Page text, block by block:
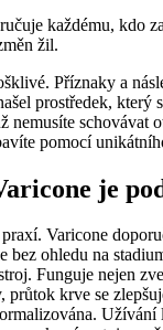
každému, kdo
žil.
Příznaky a
prostředek, který
nemusíte schovávat
pomocí
je
Varicone
bez ohledu na
Funguje nejen
průtok krve se